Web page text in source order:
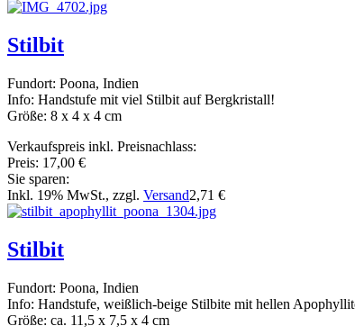
Stilbit
Fundort: Poona, Indien
Info: Handstufe mit viel Stilbit auf Bergkristall!
Größe: 8 x 4 x 4 cm
Verkaufspreis inkl. Preisnachlass:
Preis: 17,00 €
Sie sparen:
Inkl. 19% MwSt., zzgl. Versand2,71 €
Stilbit
Fundort: Poona, Indien
Info: Handstufe, weißlich-beige Stilbite mit hellen
Größe: ca. 11,5 x 7,5 x 4 cm